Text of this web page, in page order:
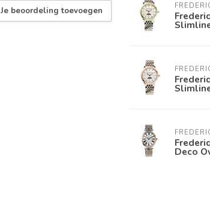
Je beoordeling toevoegen
Deco